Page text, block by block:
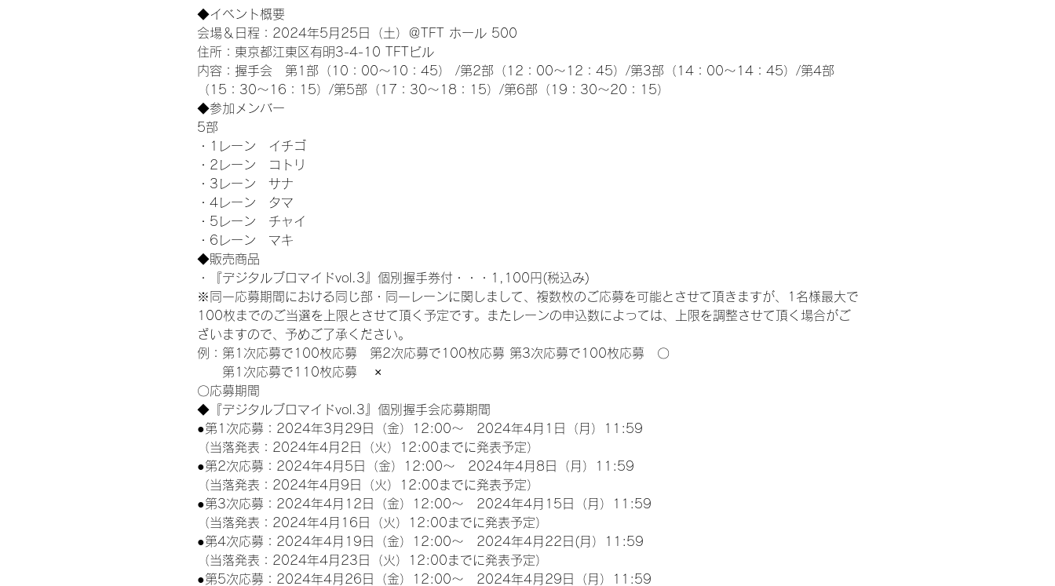
◆イベント概要
会場＆日程：2024年5月25日（土）＠TFT ホール 500
住所：東京都江東区有明3-4-10 TFTビル
内容：握手会　第1部（10：00～10：45） /第2部（12：00～12：45）/第3部（14：00～14：45）/第4部
（15：30～16：15）/第5部（17：30～18：15）/第6部（19：30～20：15）
◆参加メンバー
5部
・1レーン　イチゴ
・2レーン　コトリ
・3レーン　サナ
・4レーン　タマ
・5レーン　チャイ
・6レーン　マキ
◆販売商品
・『デジタルブロマイドvol.3』個別握手券付・・・1,100円(税込み)
※同一応募期間における同じ部・同一レーンに関しまして、複数枚のご応募を可能とさせて頂きますが、1名様最大で
100枚までのご当選を上限とさせて頂く予定です。またレーンの申込数によっては、上限を調整させて頂く場合がご
ざいますので、予めご了承ください。
例：第1次応募で100枚応募　第2次応募で100枚応募 第3次応募で100枚応募　〇
第1次応募で110枚応募　 ×
〇応募期間
◆『デジタルブロマイドvol.3』個別握手会応募期間
●第1次応募：2024年3月29日（金）12:00～　2024年4月1日（月）11:59
（当落発表：2024年4月2日（火）12:00までに発表予定）
●第2次応募：2024年4月5日（金）12:00～　2024年4月8日（月）11:59
（当落発表：2024年4月9日（火）12:00までに発表予定）
●第3次応募：2024年4月12日（金）12:00～　2024年4月15日（月）11:59
（当落発表：2024年4月16日（火）12:00までに発表予定）
●第4次応募：2024年4月19日（金）12:00～　2024年4月22日(月）11:59
（当落発表：2024年4月23日（火）12:00までに発表予定）
●第5次応募：2024年4月26日（金）12:00～　2024年4月29日（月）11:59